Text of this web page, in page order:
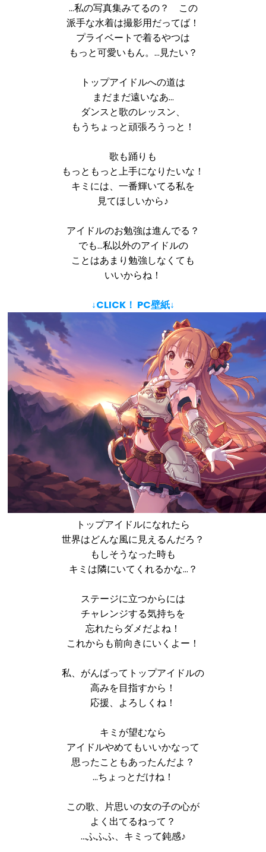
…私の写真集みてるの？ この
派手な水着は撮影用だってば！
プライベートで着るやつは
もっと可愛いもん。…見たい？
トップアイドルへの道は
まだまだ遠いなあ…
ダンスと歌のレッスン、
もうちょっと頑張ろうっと！
歌も踊りも
もっともっと上手になりたいな！
キミには、一番輝いてる私を
見てほしいから♪
アイドルのお勉強は進んでる？
でも…私以外のアイドルの
ことはあまり勉強しなくても
いいからね！
↓CLICK！ PC壁紙↓
トップアイドルになれたら
世界はどんな風に見えるんだろ？
もしそうなった時も
キミは隣にいてくれるかな…？
ステージに立つからには
チャレンジする気持ちを
忘れたらダメだよね！
これからも前向きにいくよー！
私、がんばってトップアイドルの
高みを目指すから！
応援、よろしくね！
キミが望むなら
アイドルやめてもいいかなって
思ったこともあったんだよ？
…ちょっとだけね！
この歌、片思いの女の子の心が
よく出てるねって？
…ふふふ、キミって鈍感♪